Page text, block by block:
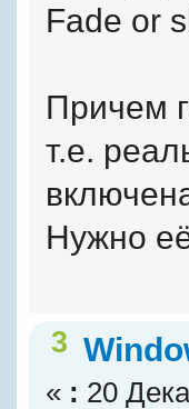
Fade or
Причем
т.е.
Нужно
3
« : 20